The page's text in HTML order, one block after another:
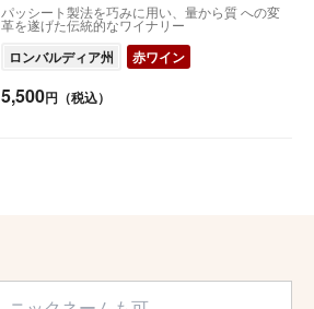
パッシート製法を巧みに用い、量から質 への変
革を遂げた伝統的なワイナリー
ロンバルディア州 赤ワイン
5,500円（税込）